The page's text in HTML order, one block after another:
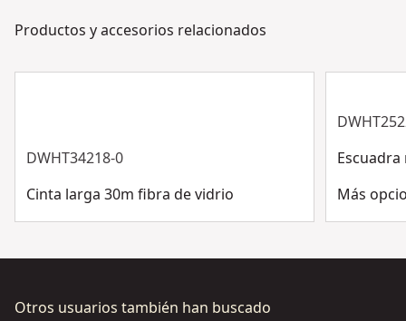
Color
formulario o teléfono.
Productos y accesorios relacionados
DWHT34218-0
Cinta larga 30m fibra de vidrio
Más
Otros usuarios también han buscado